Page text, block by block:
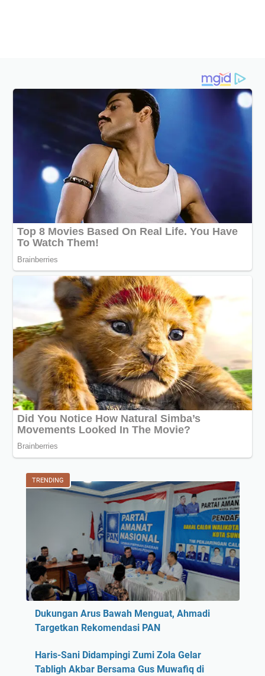
TRENDING
Dukungan Arus Bawah Menguat, Ahmadi
Targetkan Rekomendasi PAN
Haris-Sani Didampingi Zumi Zola Gelar
Tabligh Akbar Bersama Gus Muwafiq di